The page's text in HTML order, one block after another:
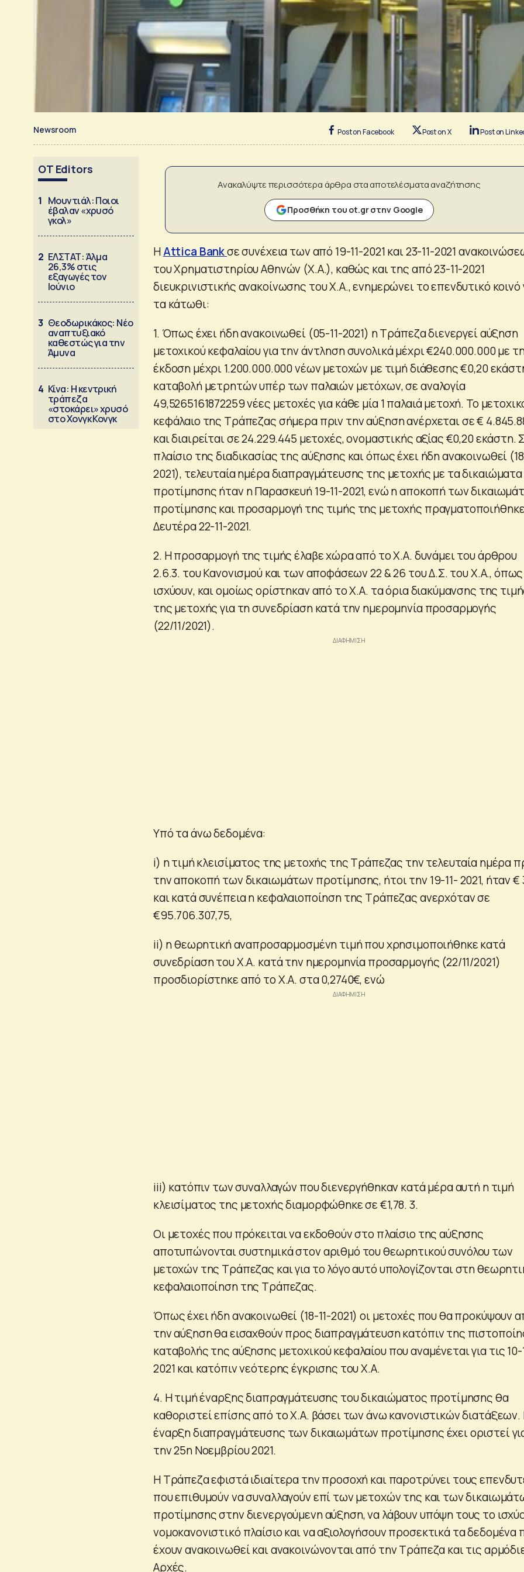
Newsroom Post on Facebook Post on X Post on
OT Editors
1 Μουντιάλ: Ποιοι
έβαλαν «χρυσό
γκολ»
2 ΕΛΣΤΑΤ: Άλμα
26,3% στις
εξαγωγές τον
Ιούνιο
3 Θεοδωρικάκος: Νέο
αναπτυξιακό
καθεστώς για την
Άμυνα
4 Κίνα: Η κεντρική
τράπεζα
«στοκάρει» χρυσό
στο Χονγκ Κονγκ
Ανακαλύψτε περισσότερα άρθρα στα αποτελέσματα αναζήτησης
Προσθήκη του ot.gr στην Google
ΗAttica Bankσε συνέχεια των από 19-11-2021 και 23-11-2021
του Χρηματιστηρίου Αθηνών (Χ.Α.), καθώς και της από 23-11-2021
διευκρινιστικής ανακοίνωσης του Χ.Α., ενημερώνει το επενδυτικό κοινό
τα κάτωθι:
1. Όπως έχει ήδη ανακοινωθεί (05-11-2021) η Τράπεζα διενεργεί αύξηση
μετοχικού κεφαλαίου για την άντληση συνολικά μέχρι €240.000.000 με
έκδοση μέχρι 1.200.000.000 νέων μετοχών με τιμή διάθεσης €0,20
καταβολή μετρητών υπέρ των παλαιών μετόχων, σε αναλογία
49,5265161872259 νέες μετοχές για κάθε μία 1 παλαιά μετοχή. Το
κεφάλαιο της Τράπεζας σήμερα πριν την αύξηση ανέρχεται σε €
και διαιρείται σε 24.229.445 μετοχές, ονομαστικής αξίας €0,20 εκάστη.
πλαίσιο της διαδικασίας της αύξησης και όπως έχει ήδη ανακοινωθεί
2021), τελευταία ημέρα διαπραγμάτευσης της μετοχής με τα δικαιώματα
προτίμησης ήταν η Παρασκευή 19-11-2021, ενώ η αποκοπή των
προτίμησης και προσαρμογή της τιμής της μετοχής
Δευτέρα 22-11-2021.
2. Η προσαρμογή της τιμής έλαβε χώρα από το Χ.Α. δυνάμει του άρθρου
2.6.3. του Κανονισμού και των αποφάσεων 22 & 26 του Δ.Σ. του Χ.Α., όπως
ισχύουν, και ομοίως ορίστηκαν από το Χ.Α. τα όρια διακύμανσης της
της μετοχής για τη συνεδρίαση κατά την ημερομηνία προσαρμογής
(22/11/2021).
Υπό τα άνω δεδομένα:
i) η τιμή κλεισίματος της μετοχής της Τράπεζας την τελευταία ημέρα
την αποκοπή των δικαιωμάτων προτίμησης, ήτοι την 19-11- 2021, ήταν €
και κατά συνέπεια η κεφαλαιοποίηση της Τράπεζας ανερχόταν σε
€95.706.307,75,
ii) η θεωρητική αναπροσαρμοσμένη τιμή που χρησιμοποιήθηκε κατά
συνεδρίαση του Χ.Α. κατά την ημερομηνία προσαρμογής (22/11/2021)
προσδιορίστηκε από το Χ.Α. στα 0,2740€, ενώ
iii) κατόπιν των συναλλαγών που διενεργήθηκαν κατά μέρα αυτή η τιμή
κλεισίματος της μετοχής διαμορφώθηκε σε €1,78. 3.
Οι μετοχές που πρόκειται να εκδοθούν στο πλαίσιο της αύξησης
αποτυπώνονται συστημικά στον αριθμό του θεωρητικού συνόλου των
μετοχών της Τράπεζας και για το λόγο αυτό υπολογίζονται στη
κεφαλαιοποίηση της Τράπεζας.
Όπως έχει ήδη ανακοινωθεί (18-11-2021) οι μετοχές που θα προκύψουν
την αύξηση θα εισαχθούν προς διαπραγμάτευση κατόπιν της
καταβολής της αύξησης μετοχικού κεφαλαίου που αναμένεται για τις
2021 και κατόπιν νεότερης έγκρισης του Χ.Α.
4. Η τιμή έναρξης διαπραγμάτευσης του δικαιώματος προτίμησης θα
καθοριστεί επίσης από το Χ.Α. βάσει των άνω κανονιστικών διατάξεων.
έναρξη διαπραγμάτευσης των δικαιωμάτων προτίμησης έχει οριστεί
την 25η Νοεμβρίου 2021.
Η Τράπεζα εφιστά ιδιαίτερα την προσοχή και παροτρύνει τους
που επιθυμούν να συναλλαγούν επί των μετοχών της και των
προτίμησης στην διενεργούμενη αύξηση, να λάβουν υπόψη τους το
νομοκανονιστικό πλαίσιο και να αξιολογήσουν προσεκτικά τα δεδομένα
έχουν ανακοινωθεί και ανακοινώνονται από την Τράπεζα και τις
Αρχές.